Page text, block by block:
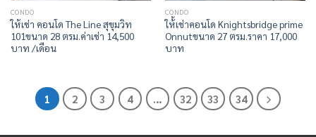
CONDO
ให้เช่า คอนโด The Line สุขุมวิท
101ขนาด 28 ตรม.ค่าเช่า 14,500
บาท /เดือน
CONDO
ให้้เช่าคอนโด Knightsbridge prime
Onnutขนาด 27 ตรม.ราคา 17,000
บาท
1 2 3 4 … 32 33 34